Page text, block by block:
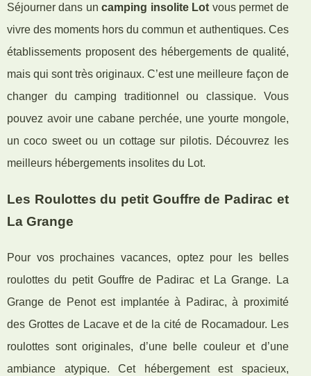
Séjourner dans uncamping insolite Lot vous permet de
vivre des moments hors du commun et authentiques. Ces
établissements proposent des hébergements de qualité,
mais qui sont très originaux. C’est une meilleure façon de
changer du camping traditionnel ou classique. Vous
pouvez avoir une cabane perchée, une yourte mongole,
un coco sweet ou un cottage sur pilotis. Découvrez les
meilleurs hébergements insolites du Lot.
Les Roulottes du petit Gouffre de Padirac et
La Grange
Pour vos prochaines vacances, optez pour les belles
roulottes du petit Gouffre de Padirac et La Grange. La
Grange de Penot est implantée à Padirac, à proximité
des Grottes de Lacave et de la cité de Rocamadour. Les
roulottes sont originales, d’une belle couleur et d’une
ambiance atypique. Cet hébergement est spacieux,